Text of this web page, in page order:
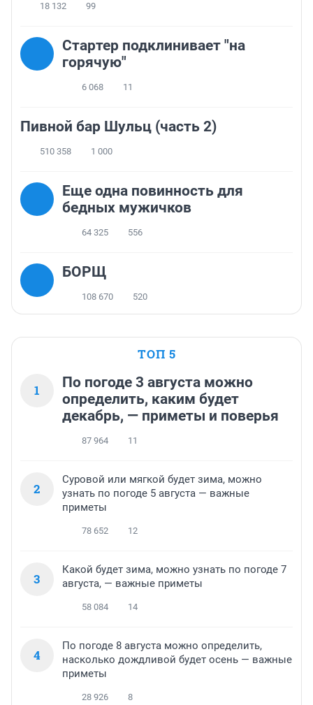
18 132 99
Стартер подклинивает "на
горячую"
6 068 11
Пивной бар Шульц (часть 2)
510 358 1 000
Еще одна повинность для
бедных мужичков
64 325 556
БОРЩ
108 670 520
ТОП 5
1
По погоде 3 августа можно
определить, каким будет
декабрь, — приметы и поверья
87 964 11
2
Суровой или мягкой будет зима, можно
узнать по погоде 5 августа — важные
приметы
78 652 12
3
Какой будет зима, можно узнать по погоде 7
августа, — важные приметы
58 084 14
4
По погоде 8 августа можно определить,
насколько дождливой будет осень — важные
приметы
28 926 8